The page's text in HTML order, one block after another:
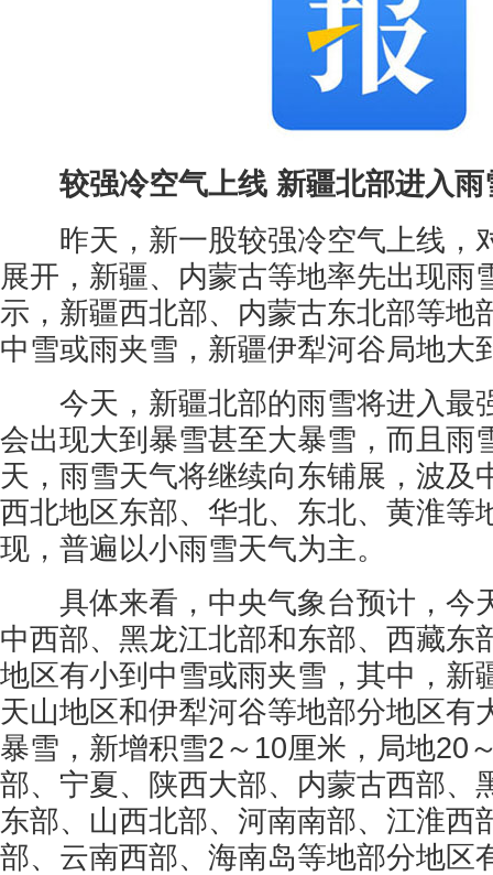
较强冷空气上线 新疆北部进入雨
昨天，新一股较强冷空气上线，
展开，新疆、内蒙古等地率先出现雨
示，新疆西北部、内蒙古东北部等地
中雪或雨夹雪，新疆伊犁河谷局地大
今天，新疆北部的雨雪将进入最
会出现大到暴雪甚至大暴雪，而且雨
天，雨雪天气将继续向东铺展，波及
西北地区东部、华北、东北、黄淮等
现，普遍以小雨雪天气为主。
具体来看，中央气象台预计，今
中西部、黑龙江北部和东部、西藏东
地区有小到中雪或雨夹雪，其中，新
天山地区和伊犁河谷等地部分地区有
暴雪，新增积雪2～10厘米，局地20
部、宁夏、陕西大部、内蒙古西部、
东部、山西北部、河南南部、江淮西
部、云南西部、海南岛等地部分地区